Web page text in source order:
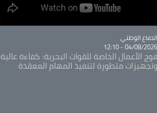
Catégorie
الدفاع الوطني
04/08/2026 - 12:10
فوج الأعمال الخاصة للقوات البحرية: كفاءة عالية
وتجهيزات متطورة لتنفيذ المهام المعقدة